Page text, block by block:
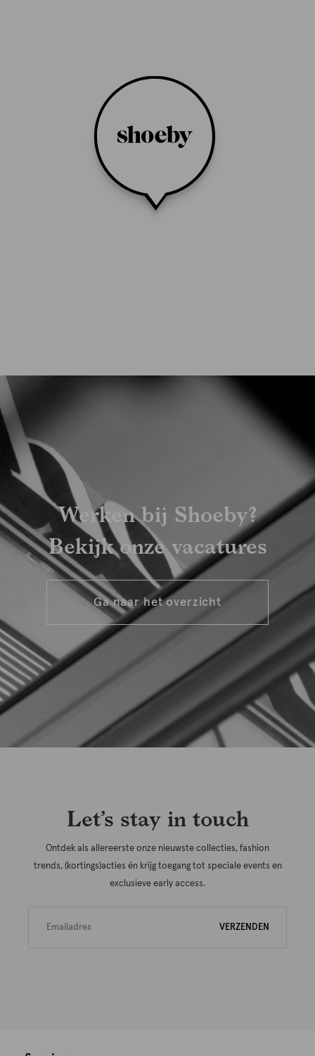
Werken bij Shoeby?
Bekijk onze vacatures
Ga naar het overzicht
Let’s stay in touch
Ontdek als allereerste onze nieuwste collecties, fashion
trends, (kortings)acties én krijg toegang tot speciale events en
exclusieve early access.
VERZENDEN